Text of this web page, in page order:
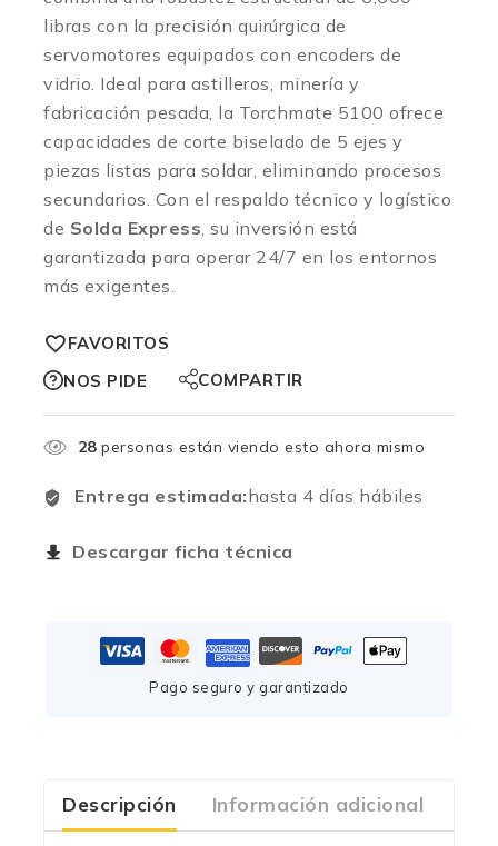
libras con la precisión quirúrgica de
servomotores equipados con encoders de
vidrio. Ideal para astilleros, minería y
fabricación pesada, la Torchmate 5100 ofrece
capacidades de corte biselado de 5 ejes y
piezas listas para soldar, eliminando procesos
secundarios. Con el respaldo técnico y logístico
de Solda Express, su inversión está
garantizada para operar 24/7 en los entornos
más exigentes.
FAVORITOS
NOS PIDE
COMPARTIR
28personas están viendo esto ahora mismo
Entrega estimada:hasta 4 días hábiles
Descargar ficha técnica
Pago seguro y garantizado
Descripción Información adicional